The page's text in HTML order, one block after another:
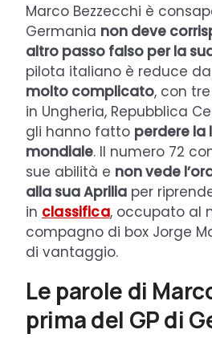
Marco Bezzecchi è
Germania non deve
altro passo falso per la
pilota italiano è reduce
molto complicato, con
in Ungheria, Repubblica
gli hanno fatto perdere la
mondiale. Il numero 72
sue abilità e non vede
alla sua Aprilia per
in classifica, occupato al
compagno di box Jorge
di vantaggio.
Le parole di
prima del GP di